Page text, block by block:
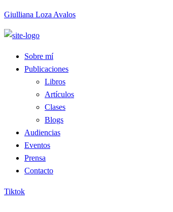
Giulliana Loza Avalos
Sobre mí
Publicaciones
Libros
Artículos
Clases
Blogs
Audiencias
Eventos
Prensa
Contacto
Tiktok